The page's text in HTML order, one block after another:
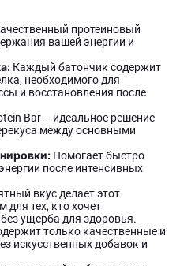
протеиновый
вашей энергии и
Каждый батончик содержит
необходимого для
и восстановления после
Bar – идеальное решение
между основными
Помогает быстро
после интенсивных
вкус делает этот
тех, кто хочет
ущерба для здоровья.
только качественные и
искусственных добавок и